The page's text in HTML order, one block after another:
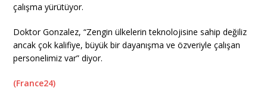
çalışma yürütüyor.
Doktor Gonzalez, “Zengin ülkelerin teknolojisine sahip değiliz
ancak çok kalifiye, büyük bir dayanışma ve özveriyle çalışan
personelimiz var” diyor.
(France24)